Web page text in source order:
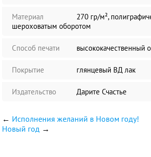
Материал
270 гр/м²,
шероховатым оборотом
Способ печати высококачественный
Покрытие глянцевый ВД лак
Издательство Дарите Счастье
← Исполнения желаний в Новом году!
Новый год →